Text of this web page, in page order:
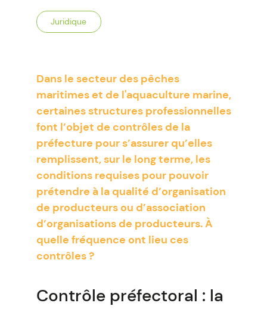
Juridique
Dans le secteur des pêches
maritimes et de l'aquaculture marine,
certaines structures professionnelles
font l’objet de contrôles de la
préfecture pour s’assurer qu’elles
remplissent, sur le long terme, les
conditions requises pour pouvoir
prétendre à la qualité d’organisation
de producteurs ou d’association
d’organisations de producteurs. À
quelle fréquence ont lieu ces
contrôles ?
Contrôle préfectoral : la